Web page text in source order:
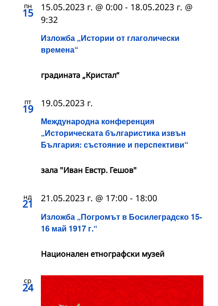
пн
15
Изложба „Истории от глаголически
времена“
15.05.2023 г. @ 0:00 - 18.05.2023 г. @
9:32
градината „Кристал“
пт
19
Международна конференция
„Историческата българистика извън
България: състояние и перспективи“
19.05.2023 г.
зала "Иван Евстр. Гешов"
нд
21
Изложба „Погромът в Босилеградско 15-
16 май 1917 г.“
21.05.2023 г. @ 17:00 - 18:00
Национален етнографски музей
ср
24